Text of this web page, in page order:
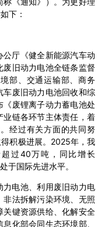
下：
厅《健全新能源汽车动
旧动力电池全链条监督
部、交通运输部、商务
废旧动力电池回收和综
废锂离子动力蓄电池处
链各环节主体责任，着
经过有关方面的共同努
积极进展。2025年，我
过40万吨，同比增长
于国际先进水平。
电池、利用废旧动力电
法拆解污染环境、无照
键资源供给、化解安全
化部会同生态环境部、